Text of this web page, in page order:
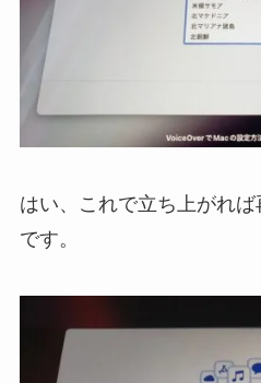
はい、これで立ち上がれ
です。